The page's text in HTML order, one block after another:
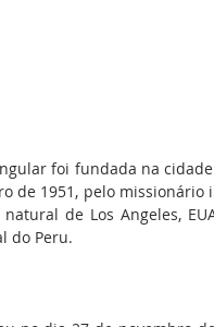
de 1951, pelo
de Los Angeles,
do Peru.